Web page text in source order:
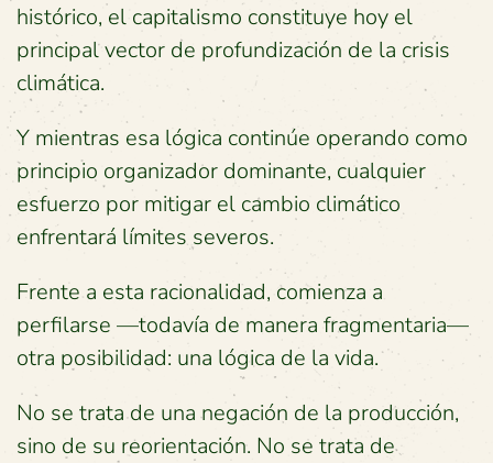
histórico, el capitalismo constituye hoy el
principal vector de profundización de la crisis
climática.
Y mientras esa lógica continúe operando como
principio organizador dominante, cualquier
esfuerzo por mitigar el cambio climático
enfrentará límites severos.
Frente a esta racionalidad, comienza a
perfilarse —todavía de manera fragmentaria—
otra posibilidad: una lógica de la vida.
No se trata de una negación de la producción,
sino de su reorientación. No se trata de